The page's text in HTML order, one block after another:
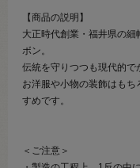
【商品の説明】
大正時代創業・福井県の細
ボン。
伝統を守りつつも現代的で
お洋服や小物の装飾はも
すめです。
＜ご注意＞